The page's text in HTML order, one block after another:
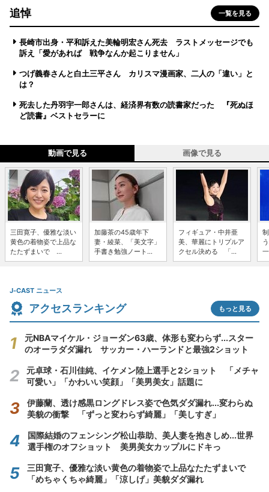
追悼 一覧を見る
長崎市出身・平和訴えた美輪明宏さん死去 ラストメッセージでも
訴え「愛があれば 戦争なんか起こりません」
つげ義春さんと白土三平さん カリスマ漫画家、二人の「違い」と
は？
死去した丹羽宇一郎さんは、経済界有数の読書家だった 『死ぬほ
ど読書』ベストセラーに
動画で見る 画像で見る
三田寛子、優雅な淡い
黄色の着物姿で上品な
たたずまいで ...
加藤茶の45歳年下
妻・綾菜、「美文字」
手書き勉強ノート...
フィギュア・中井亜
美、華麗にトリプルア
クセル決める 「...
J-CAST ニュース
アクセスランキング もっと見る
元NBAマイケル・ジョーダン63歳、体形も変わらず...スター
のオーラダダ漏れ サッカー・ハーランドと最強2ショット
元卓球・石川佳純、イケメン陸上選手と2ショット 「メチャ
可愛い」「かわいい笑顔」「美男美女」話題に
伊藤蘭、透け感黒ロングドレス姿で色気ダダ漏れ...変わらぬ
美貌の衝撃 「ずっと変わらず綺麗」「美しすぎ」
国際結婚のフェンシング松山恭助、美人妻を抱きしめ...世界
選手権のオフショット 美男美女カップルにドキっ
三田寛子、優雅な淡い黄色の着物姿で上品なたたずまいで
「めちゃくちゃ綺麗」「涼しげ」美貌ダダ漏れ